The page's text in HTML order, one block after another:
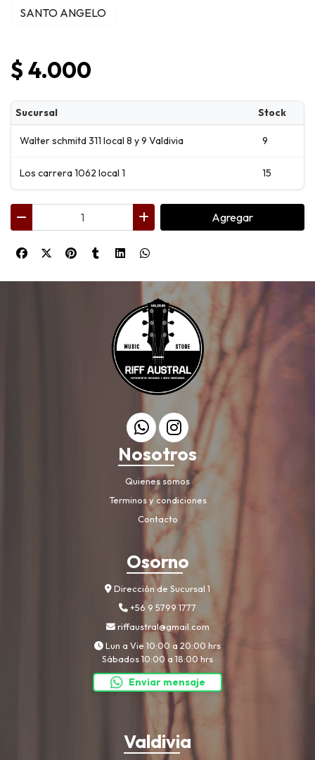
SANTO ANGELO
$ 4.000
Sucursal Stock
Walter schmitd 311 local 8 y 9 Valdivia 9
Los carrera 1062 local 1 15
Agregar
Nosotros
Quienes somos
Terminos y condiciones
Contacto
Osorno
Dirección de Sucursal 1
+56 9 5799 1777
riffaustral@gmail.com
Lun a Vie 10:00 a 20:00 hrs
Sábados 10:00 a 18:00 hrs
Enviar mensaje
Valdivia